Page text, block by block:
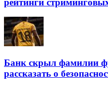
Банк скрыл фамилии
рассказать о